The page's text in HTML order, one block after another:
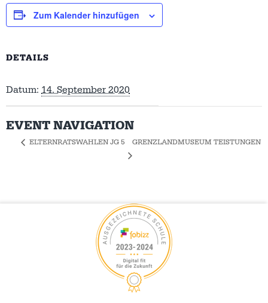
Zum Kalender hinzufügen
DETAILS
Datum: 14. September 2020
EVENT NAVIGATION
ELTERNRATSWAHLEN JG 5 GRENZLANDMUSEUM TEISTUNGEN